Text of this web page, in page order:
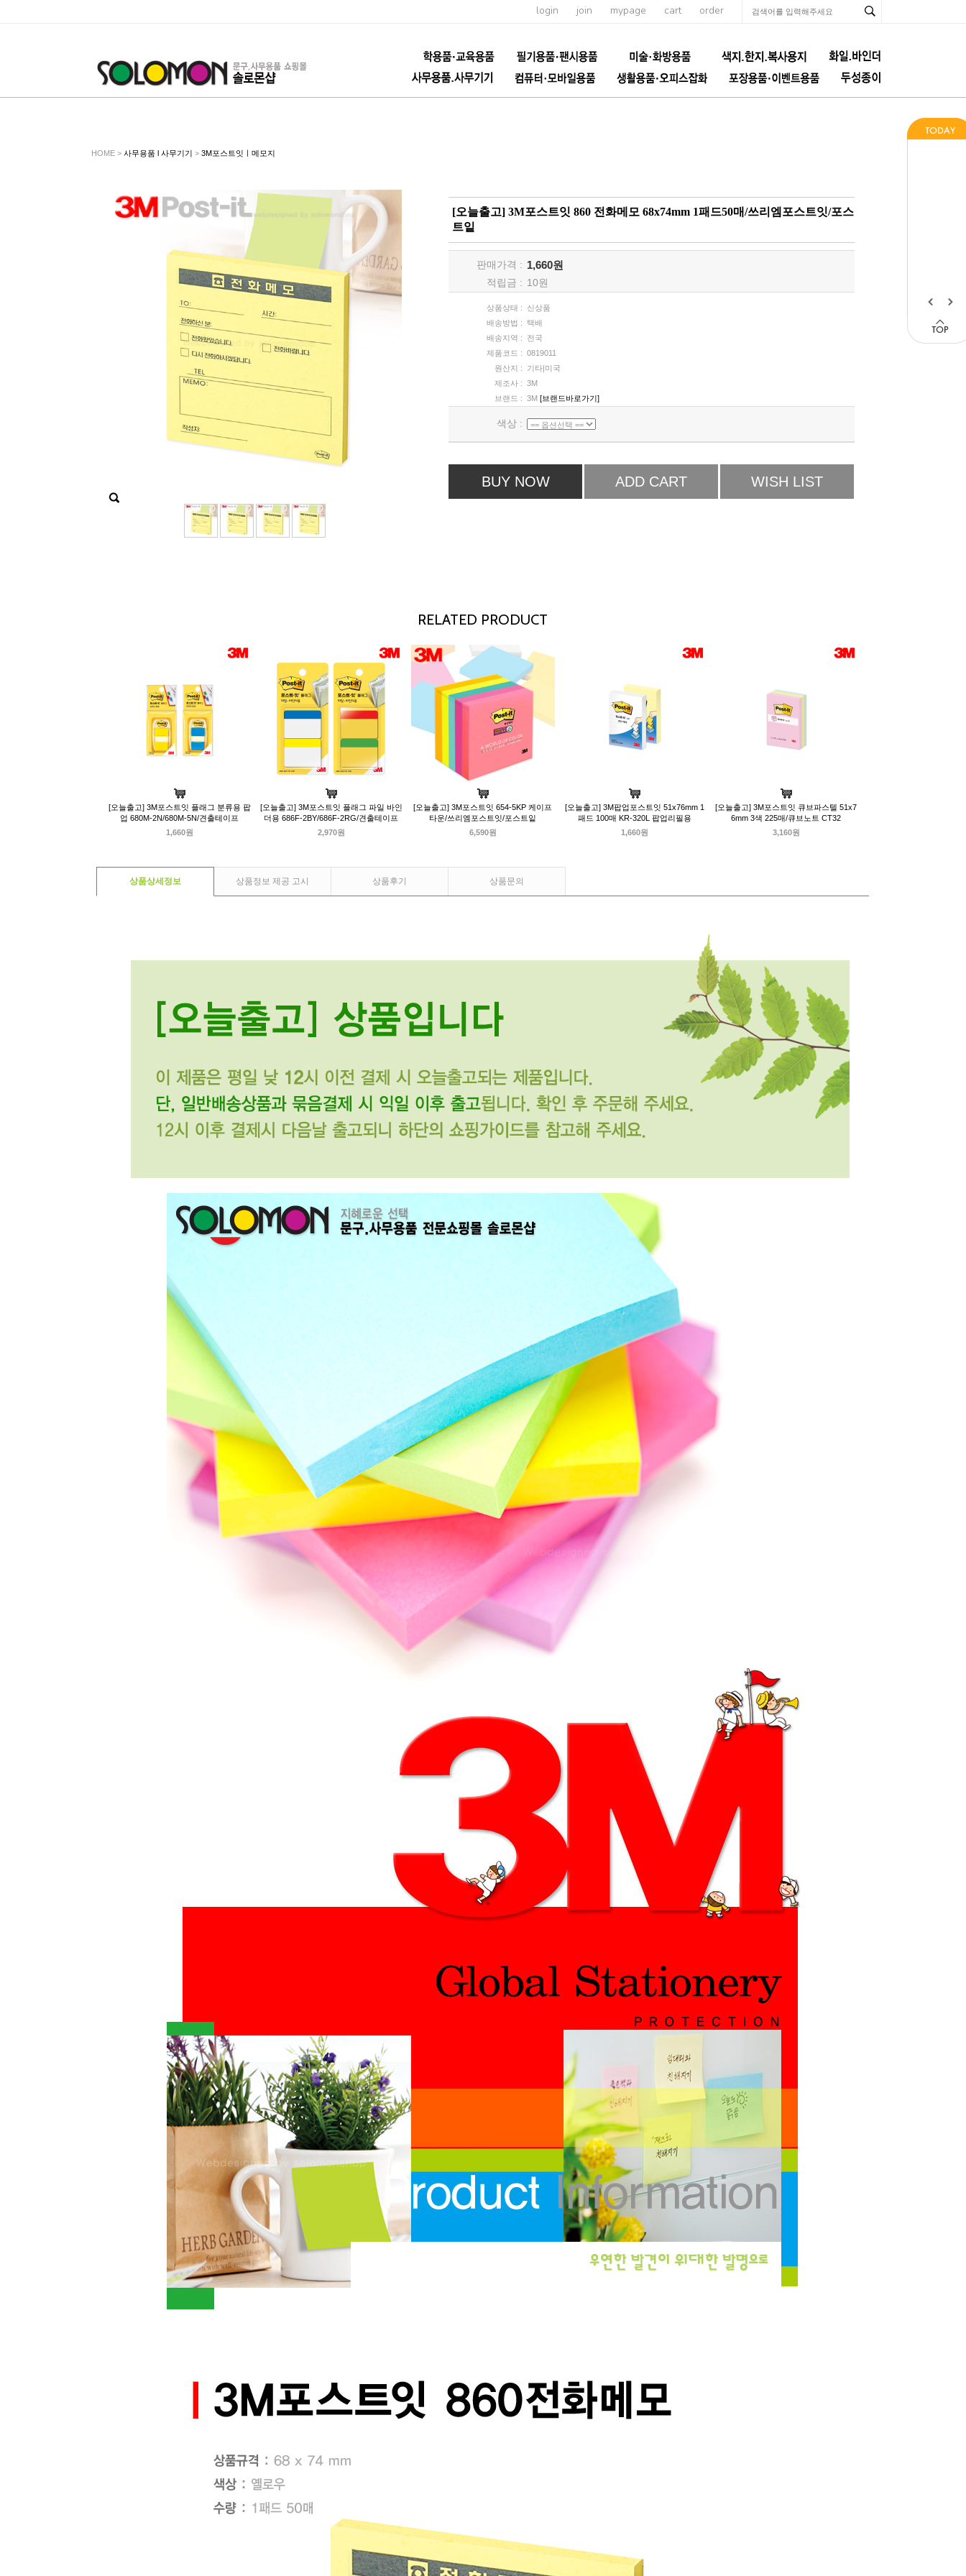
login join mypage cart order
HOME > 사무용품 l 사무기기 > 3M포스트잇ㅣ메모지
[오늘출고] 3M포스트잇 860 전화메모 68x74mm 1패드50매/쓰리엠포스트잇/포스
트잍
판매가격 : 1,660원
적립금 : 10원
상품상태 :
신상품
배송방법 :
택배
배송지역 :
전국
제품코드 : 0819011
원산지 :
기타|미국
제조사 : 3M
브랜드 : 3M [브랜드바로가기]
색상 :
BUY NOW ADD CART WISH LIST
RELATED PRODUCT
[오늘출고] 3M포스트잇 플래그 분류용 팝
업 680M-2N/680M-5N/견출테이프
1,660원
[오늘출고] 3M포스트잇 플래그 파일 바인
더용 686F-2BY/686F-2RG/견출테이프
2,970원
[오늘출고] 3M포스트잇 654-5KP 케이프
타운/쓰리엠포스트잇/포스트잍
6,590원
[오늘출고] 3M팝업포스트잇 51x76mm 1
패드 100매 KR-320L 팝업리필용
1,660원
[오늘출고] 3M포스트잇 큐브파스텔 51x7
6mm 3색 225매/큐브노트 CT32
3,160원
상품상세정보 상품정보 제공 고시 상품후기 상품문의